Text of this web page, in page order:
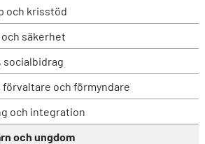
och krisstöd
säkerhet
socialbidrag
förvaltare och förmyndare
och integration
och ungdom